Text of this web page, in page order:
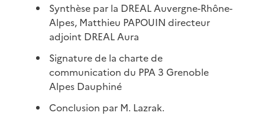
Synthèse par la DREAL Auvergne-Rhône-
Alpes, Matthieu PAPOUIN directeur
adjoint DREAL Aura
Signature de la charte de
communication du PPA 3 Grenoble
Alpes Dauphiné
Conclusion par M. Lazrak.